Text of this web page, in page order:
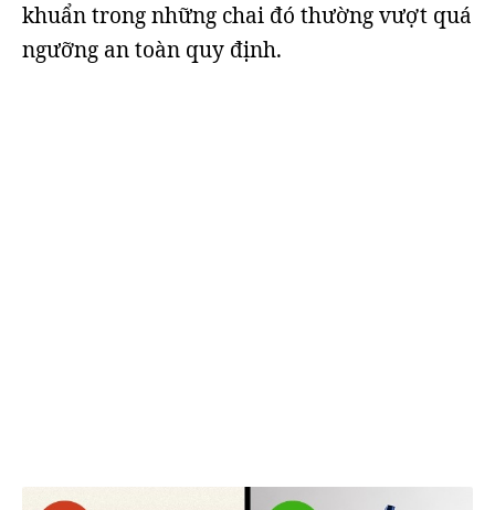
khuẩn trong những chai đó thường vượt quá
ngưỡng an toàn quy định.